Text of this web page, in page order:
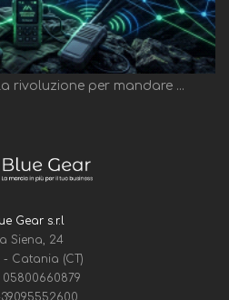
rivoluzione per mandare ...
Gear s.r.l
Siena, 24
- Catania (CT)
05800660879